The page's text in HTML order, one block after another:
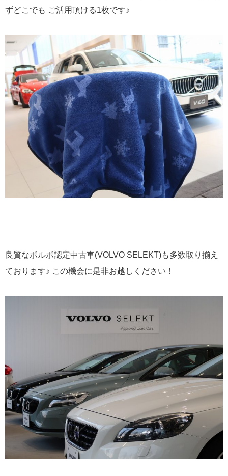
ずどこでも ご活用頂ける1枚です♪
良質なボルボ認定中古車(VOLVO SELEKT)も多数取り揃え
ております♪ この機会に是非お越しください！